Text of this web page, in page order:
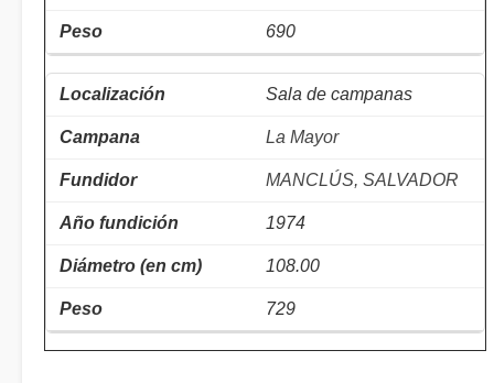
690
Sala de campanas
La Mayor
MANCLÚS, SALVADOR
1974
108.00
729